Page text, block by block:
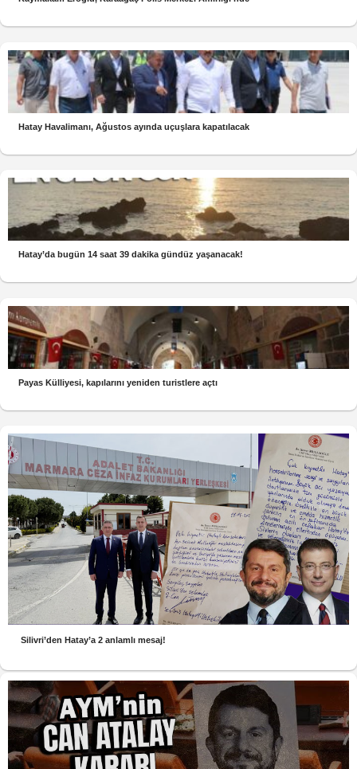
Hatay Havalimanı, Ağustos ayında uçuşlara kapatılacak
Hatay’da bugün 14 saat 39 dakika gündüz yaşanacak!
Payas Külliyesi, kapılarını yeniden turistlere açtı
Silivri’den Hatay’a 2 anlamlı mesaj!